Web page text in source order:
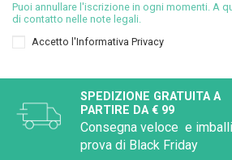
Puoi annullare l'iscrizione in ogni momenti. A
di contatto nelle note legali.
Accetto l'Informativa Privacy
SPEDIZIONE GRATUITA A
PARTIRE DA € 99
Consegna veloce e
prova di Black Friday